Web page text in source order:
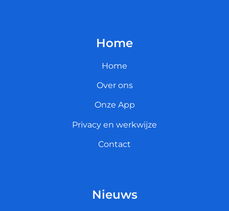
Home
Home
Over ons
Onze App
Privacy en werkwijze
Contact
Nieuws